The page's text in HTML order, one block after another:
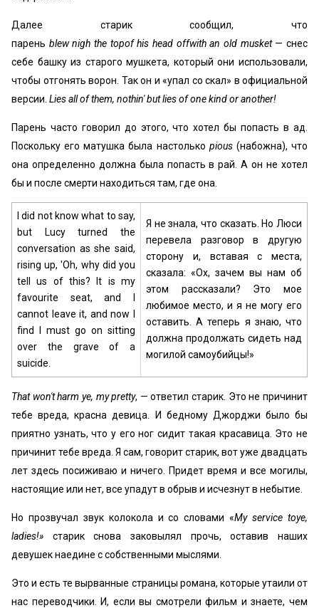
Далее старик сообщил, что
парень blew nigh the topof his head offwith an old musket— снес
себе башку из старого мушкета, который они использовали,
чтобы отгонять ворон. Так он и «упал со скал» в официальной
версии. Lies all of them, nothin' but lies of one kind or another!
Парень часто говорил до этого, что хотел бы попасть в ад.
Поскольку его матушка была настолько pious(набожна), что
она определенно должна была попасть в рай. А он не хотел
бы и после смерти находиться там, где она.
I did not know what to say,
but Lucy turned the
conversation as she said,
rising up, 'Oh, why did you
tell us of this? It is my
favourite seat, and I
cannot leave it, and now I
find I must go on sitting
over the grave of a
suicide.
Я не знала, что сказать. Но Люси
перевела разговор в другую
сторону и, вставая с места,
сказала: «Ох, зачем вы нам об
этом рассказали? Это мое
любимое место, и я не могу его
оставить. А теперь я знаю, что
должна продолжать сидеть над
могилой самоубийцы!»
That won't harm ye, my pretty, — ответил старик. Это не причинит
тебе вреда, красна девица. И бедному Джорджи было бы
приятно узнать, что у его ног сидит такая красавица. Это не
причинит тебе вреда. Я сам, говорит старик, вот уже двадцать
лет здесь посиживаю и ничего. Придет время и все могилы,
настоящие или нет, все упадут в обрыв и исчезнут в небытие.
Но прозвучал звук колокола и со словами «My service toye,
ladies!» старик снова заковылял прочь, оставив наших
девушек наедине с собственными мыслями.
Это и есть те вырванные страницы романа, которые утаили от
нас переводчики. И, если вы смотрели фильм и знаете, чем